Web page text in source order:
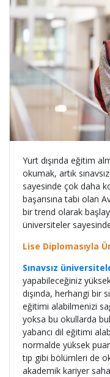
Yurt dışında eğitim
okumak, artık
sayesinde çok daha
başarısına tabi olan
bir trend olarak
üniversiteler
Lise Diplomasıyla
Sınavsız
yapabileceğiniz
dışında, herhangi bir
eğitimi alabilmenizi
yoksa bu okullarda
yabancı dil eğitimi
normalde yüksek
tıp gibi bölümleri de
akademik kariyer